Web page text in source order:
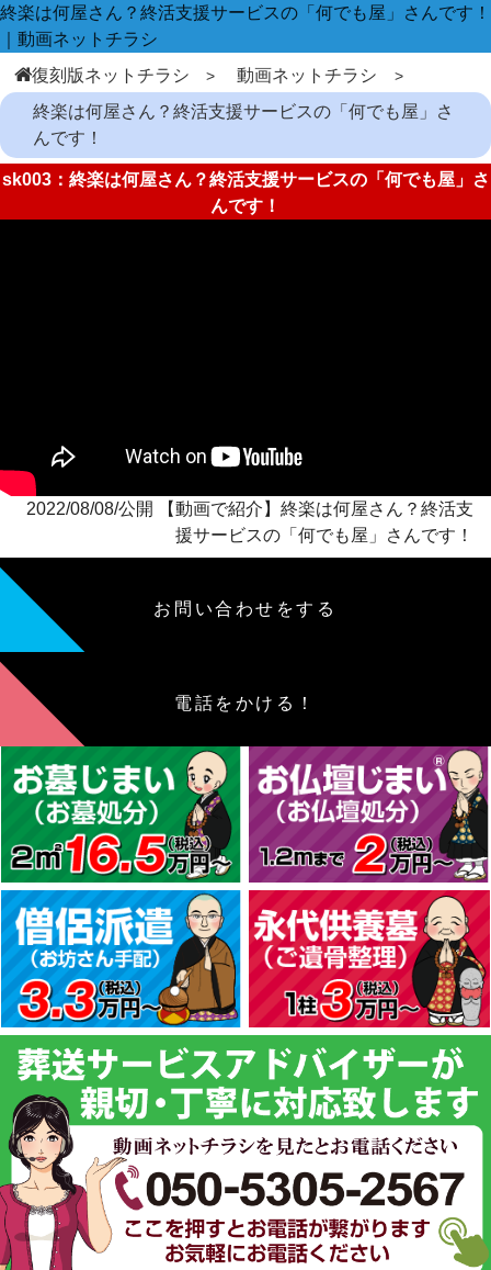
終楽は何屋さん？終活支援サービスの「何でも屋」さんです！
｜動画ネットチラシ
復刻版ネットチラシ
動画ネットチラシ
終楽は何屋さん？終活支援サービスの「何でも屋」さ
んです！
sk003：終楽は何屋さん？終活支援サービスの「何でも屋」さ
んです！
2022/08/08/公開 【動画で紹介】終楽は何屋さん？終活支
援サービスの「何でも屋」さんです！
お問い合わせをする
電話をかける！